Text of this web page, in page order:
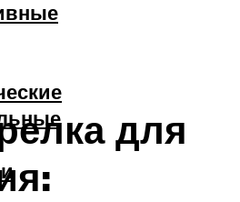
для